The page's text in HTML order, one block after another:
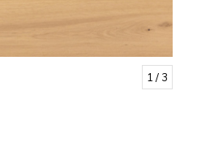
1 / 3